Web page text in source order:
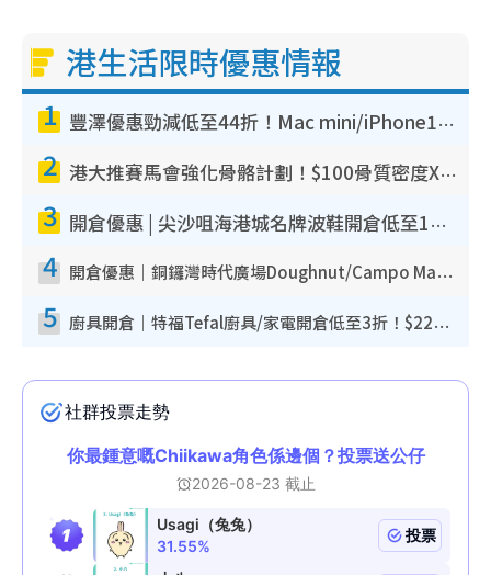
港生活限時優惠情報
1 豐澤優惠勁減低至44折！Mac mini/iPhone17Pro大減價！廚房家電$220起
2 港大推賽馬會強化骨骼計劃！$100骨質密度X光檢查 完成免費運動訓練送超市禮券！附參加資格
3 開倉優惠 | 尖沙咀海港城名牌波鞋開倉低至1折！On鞋$899起／Joy&Peace鞋履$98起
4 開倉優惠｜銅鑼灣時代廣場Doughnut/Campo Marzio開倉低至1折！背囊、書包、手袋劈價$200起
5 廚具開倉｜特福Tefal廚具/家電開倉低至3折！$220起買平底鍋/炒鑊/湯煲！電飯煲/吸塵機/燙斗$418起